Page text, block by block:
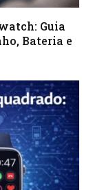
Guia
Bateria e